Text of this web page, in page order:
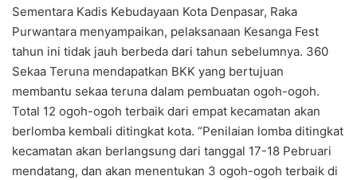
Sementara Kadis Kebudayaan Kota Denpasar, Raka
Purwantara menyampaikan, pelaksanaan Kesanga Fest
tahun ini tidak jauh berbeda dari tahun sebelumnya. 360
Sekaa Teruna mendapatkan BKK yang bertujuan
membantu sekaa teruna dalam pembuatan ogoh-ogoh.
Total 12 ogoh-ogoh terbaik dari empat kecamatan akan
berlomba kembali ditingkat kota. “Penilaian lomba ditingkat
kecamatan akan berlangsung dari tanggal 17-18 Pebruari
mendatang, dan akan menentukan 3 ogoh-ogoh terbaik di